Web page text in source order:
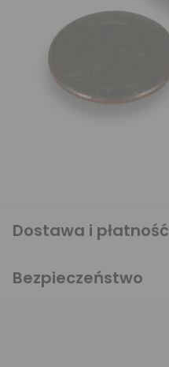
Dostawa i płatność
Bezpieczeństwo